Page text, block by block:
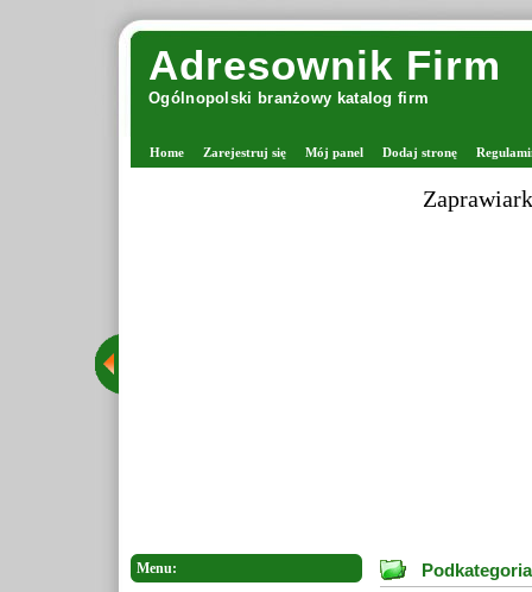
Adresownik Firm
Ogólnopolski branżowy katalog firm
Home Zarejestruj się Mój panel Dodaj stronę
Menu: